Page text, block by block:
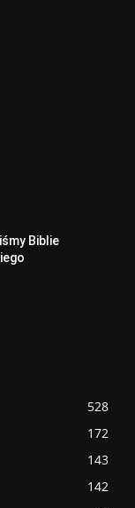
Biblie
528
172
143
142